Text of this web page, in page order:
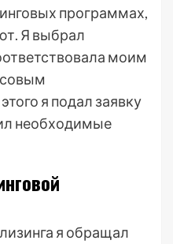
программах,
Я выбрал
моим
я подал заявку
необходимые
я обращал